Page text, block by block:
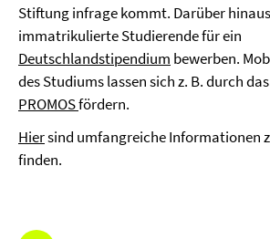
Stiftung infrage kommt. Darüber
immatrikulierte Studierende für ein
Deutschlandstipendium bewerben.
des Studiums lassen sich z. B. durch
PROMOSfördern.
Hiersind umfangreiche Informationen
finden.